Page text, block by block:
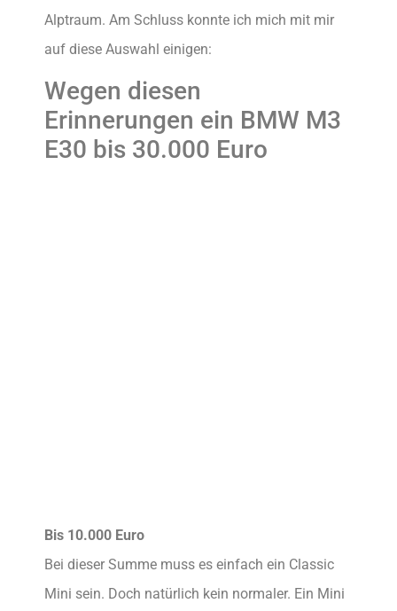
Alptraum. Am Schluss konnte ich mich mit mir
auf diese Auswahl einigen:
Wegen diesen
Erinnerungen ein BMW M3
E30 bis 30.000 Euro
Bis 10.000 Euro
Bei dieser Summe muss es einfach ein Classic
Mini sein. Doch natürlich kein normaler. Ein Mini